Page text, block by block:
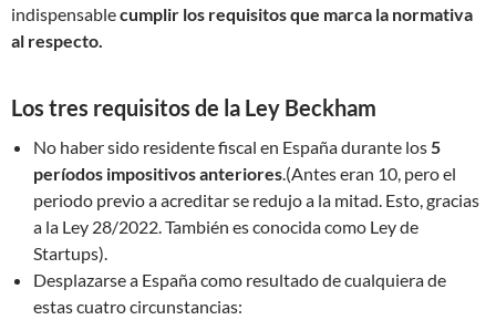
indispensablecumplir los requisitos que marca la normativa
al respecto.
Los tres requisitos de la Ley Beckham
No haber sido residente fiscal en España durante los5
períodos impositivosanteriores.(Antes eran 10, pero el
periodo previo a acreditar se redujo a la mitad. Esto, gracias
a la Ley 28/2022. También es conocida como Ley de
Startups).
Desplazarse a España como resultado de cualquiera de
estas cuatro circunstancias: